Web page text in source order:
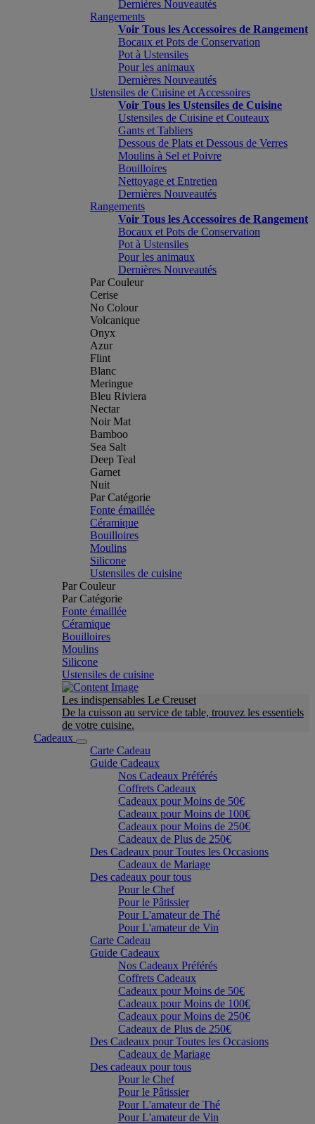
Dernières Nouveautés
Rangements
Voir Tous les Accessoires de Rangement
Bocaux et Pots de Conservation
Pot à Ustensiles
Pour les animaux
Dernières Nouveautés
Ustensiles de Cuisine et Accessoires
Voir Tous les Ustensiles de Cuisine
Ustensiles de Cuisine et Couteaux
Gants et Tabliers
Dessous de Plats et Dessous de Verres
Moulins à Sel et Poivre
Bouilloires
Nettoyage et Entretien
Dernières Nouveautés
Rangements
Voir Tous les Accessoires de Rangement
Bocaux et Pots de Conservation
Pot à Ustensiles
Pour les animaux
Dernières Nouveautés
Par Couleur
Cerise
No Colour
Volcanique
Onyx
Azur
Flint
Blanc
Meringue
Bleu Riviera
Nectar
Noir Mat
Bamboo
Sea Salt
Deep Teal
Garnet
Nuit
Par Catégorie
Fonte émaillée
Céramique
Bouilloires
Moulins
Silicone
Ustensiles de cuisine
Par Couleur
Par Catégorie
Fonte émaillée
Céramique
Bouilloires
Moulins
Silicone
Ustensiles de cuisine
Les indispensables Le Creuset
De la cuisson au service de table, trouvez les essentiels
de votre cuisine.
Cadeaux
Carte Cadeau
Guide Cadeaux
Nos Cadeaux Préférés
Coffrets Cadeaux
Cadeaux pour Moins de 50€
Cadeaux pour Moins de 100€
Cadeaux pour Moins de 250€
Cadeaux de Plus de 250€
Des Cadeaux pour Toutes les Occasions
Cadeaux de Mariage
Des cadeaux pour tous
Pour le Chef
Pour le Pâtissier
Pour L'amateur de Thé
Pour L'amateur de Vin
Carte Cadeau
Guide Cadeaux
Nos Cadeaux Préférés
Coffrets Cadeaux
Cadeaux pour Moins de 50€
Cadeaux pour Moins de 100€
Cadeaux pour Moins de 250€
Cadeaux de Plus de 250€
Des Cadeaux pour Toutes les Occasions
Cadeaux de Mariage
Des cadeaux pour tous
Pour le Chef
Pour le Pâtissier
Pour L'amateur de Thé
Pour L'amateur de Vin